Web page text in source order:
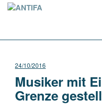
24/10/2016
Musiker mit
Grenze